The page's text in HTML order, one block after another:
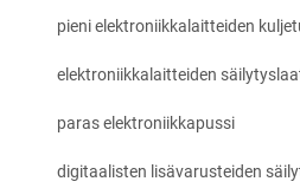
pieni elektroniikkalaitteiden
elektroniikkalaitteiden
paras elektroniikkapussi
digitaalisten lisävarusteiden